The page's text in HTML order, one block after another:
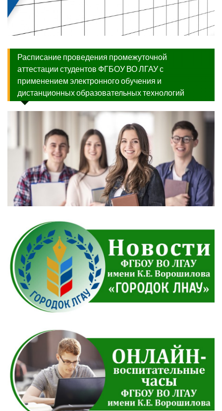
Расписание проведения промежуточной
аттестации студентов ФГБОУ ВО ЛГАУ с
применением электронного обучения и
дистанционных образовательных технологий